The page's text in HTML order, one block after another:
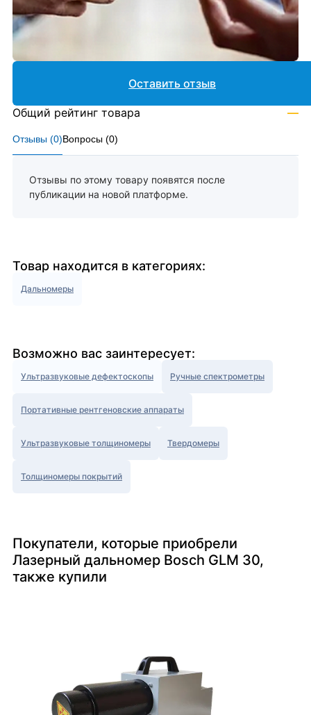
Отзывы (0)Вопросы (0)
Отзывы по этому товару появятся после
публикации на новой платформе.
Оставить отзыв
Общий рейтинг товара —
Товар находится в категориях:
Дальномеры
Возможно вас заинтересует:
Ультразвуковые дефектоскопы Ручные спектрометры
Портативные рентгеновские аппараты
Ультразвуковые толщиномеры Твердомеры
Толщиномеры покрытий
Покупатели, которые приобрели
Лазерный дальномер Bosch GLM 30,
также купили